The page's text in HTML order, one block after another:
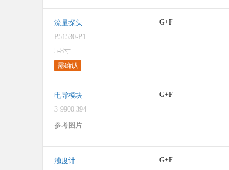
图像仅供参考，请参阅产品规格
流量探头
P51530-P1
5-8寸
需确认
G+F
电导模块
3-9900.394
参考图片
G+F
浊度计
G+F